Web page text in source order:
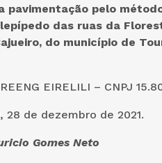
pavimentação pelo
das ruas da
do município de
28 de dezembro de 2021.
Gomes Neto